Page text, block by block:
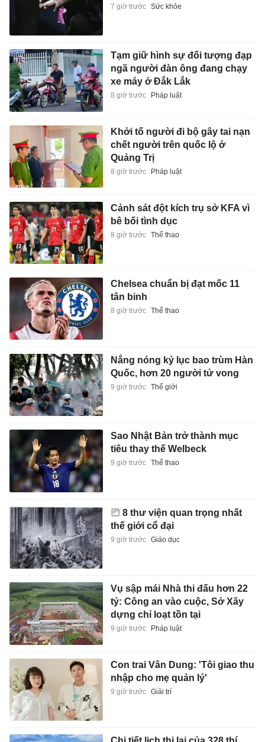
7 giờ trước Sức khỏe
Tạm giữ hình sự đối tượng đạp
ngã người đàn ông đang chạy
xe máy ở Đắk Lắk
8 giờ trước Pháp luật
Khởi tố người đi bộ gây tai nạn
chết người trên quốc lộ ở
Quảng Trị
8 giờ trước Pháp luật
Cảnh sát đột kích trụ sở KFA vì
bê bối tình dục
8 giờ trước Thể thao
Chelsea chuẩn bị đạt mốc 11
tân binh
8 giờ trước Thể thao
Nắng nóng kỷ lục bao trùm Hàn
Quốc, hơn 20 người tử vong
9 giờ trước Thế giới
Sao Nhật Bản trở thành mục
tiêu thay thế Welbeck
9 giờ trước Thể thao
8 thư viện quan trọng nhất
thế giới cổ đại
9 giờ trước Giáo dục
Vụ sập mái Nhà thi đấu hơn 22
tỷ: Công an vào cuộc, Sở Xây
dựng chỉ loạt tồn tại
9 giờ trước Pháp luật
Con trai Vân Dung: 'Tôi giao thu
nhập cho mẹ quản lý'
9 giờ trước Giải trí